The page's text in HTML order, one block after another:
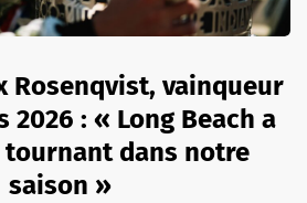
Rosenqvist, vainqueur
2026 : « Long Beach a
tournant dans notre
saison »